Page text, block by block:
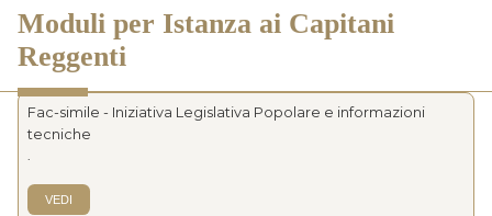
Moduli per Istanza ai Capitani
Reggenti
Fac-simile - Iniziativa Legislativa Popolare e informazioni
tecniche
VEDI